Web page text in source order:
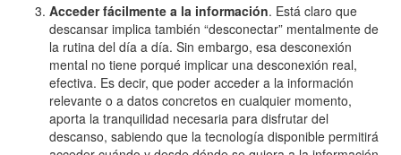
Acceder fácilmente a la información. Está claro que
descansar implica también “desconectar” mentalmente de
la rutina del día a día. Sin embargo, esa desconexión
mental no tiene porqué implicar una desconexión real,
efectiva. Es decir, que poder acceder a la información
relevante o a datos concretos en cualquier momento,
aporta la tranquilidad necesaria para disfrutar del
descanso, sabiendo que la tecnología disponible permitirá